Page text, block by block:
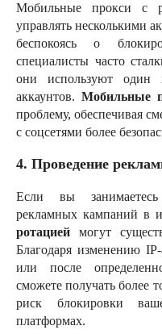
Мобильные прокси с
управлять несколькими
беспокоясь о
специалисты часто
они используют
аккаунтов.Мобильные
проблему, обеспечивая
с соцсетями более
4. Проведение
Если вы
рекламных кампаний в
ротацией могут
Благодаря изменению
или после
сможете получать более
риск блокировки
платформах.